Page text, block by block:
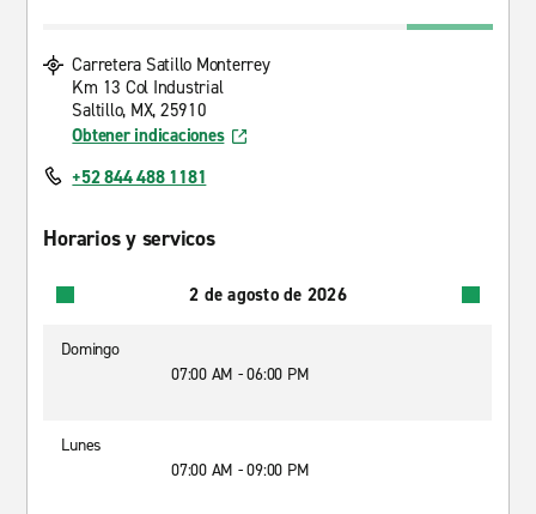
Carretera Satillo Monterrey
Km 13 Col Industrial
Saltillo, MX, 25910
Obtener indicaciones
+52 844 488 1181
Horarios y servicos
2 de agosto de 2026
Domingo
07:00 AM - 06:00 PM
Lunes
07:00 AM - 09:00 PM